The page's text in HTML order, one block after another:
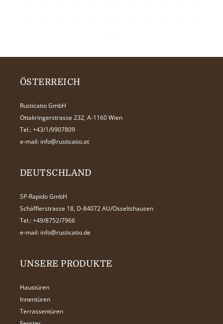
ÖSTERREICH
Rusticatio GmbH
Ottakringerstrasse 232, A-1160 Wien
Tel.: +43/1/9907809
e-mail: info@rusticatio.at
DEUTSCHLAND
SP-Rapido GmbH
Schäfflerstrasse 18, D-84072 AU/Osseltshausen
Tel.: +49/8752/7966
e-mail: info@rusticatio.de
UNSERE PRODUKTE
Haustüren
Innentüren
Terrassentüren